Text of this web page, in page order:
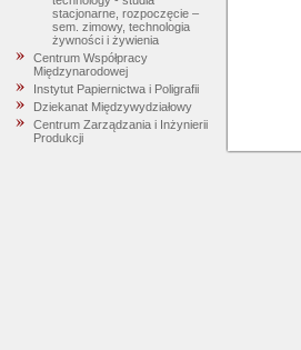
stacjonarne, rozpoczęcie –
sem. zimowy, technologia
żywności i żywienia
Centrum Współpracy
Międzynarodowej
Instytut Papiernictwa i Poligrafii
Dziekanat Międzywydziałowy
Centrum Zarządzania i Inżynierii
Produkcji